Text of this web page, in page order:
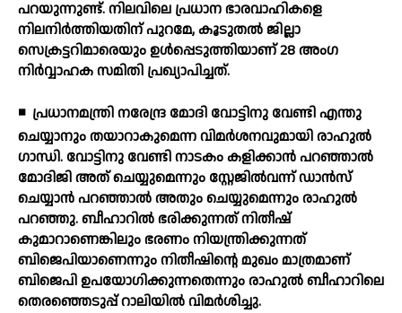
പറയുന്നുണ്ട്. നിലവിലെ പ്രധാന ഭാരവാഹികളെ
നിലനിര്‍ത്തിയതിന് പുറമേ, കൂടുതല്‍ ജില്ലാ
സെക്രട്ടറിമാരെയും ഉള്‍പ്പെടുത്തിയാണ് 28 അംഗ
നിര്‍വ്വാഹക സമിതി പ്രഖ്യാപിച്ചത്.
◾ പ്രധാനമന്ത്രി നരേന്ദ്ര മോദി വോട്ടിനു വേണ്ടി എന്തു
ചെയ്യാനും തയാറാകുമെന്ന വിമര്‍ശനവുമായി രാഹുല്‍
ഗാന്ധി. വോട്ടിനു വേണ്ടി നാടകം കളിക്കാന്‍ പറഞ്ഞാല്‍
മോദിജി അത് ചെയ്യുമെന്നും സ്റ്റേജില്‍വന്ന് ഡാന്‍സ്
ചെയ്യാന്‍ പറഞ്ഞാല്‍ അതും ചെയ്യുമെന്നും രാഹുല്‍
പറഞ്ഞു. ബീഹാറില്‍ ഭരിക്കുന്നത് നിതീഷ്
കുമാറാണെങ്കിലും ഭരണം നിയന്ത്രിക്കുന്നത്
ബിജെപിയാണെന്നും നിതീഷിന്റെ മുഖം മാത്രമാണ്
ബിജെപി ഉപയോഗിക്കുന്നതെന്നും രാഹുല്‍ ബീഹാറിലെ
തെരഞ്ഞെടുപ്പ് റാലിയില്‍ വിമര്‍ശിച്ചു.